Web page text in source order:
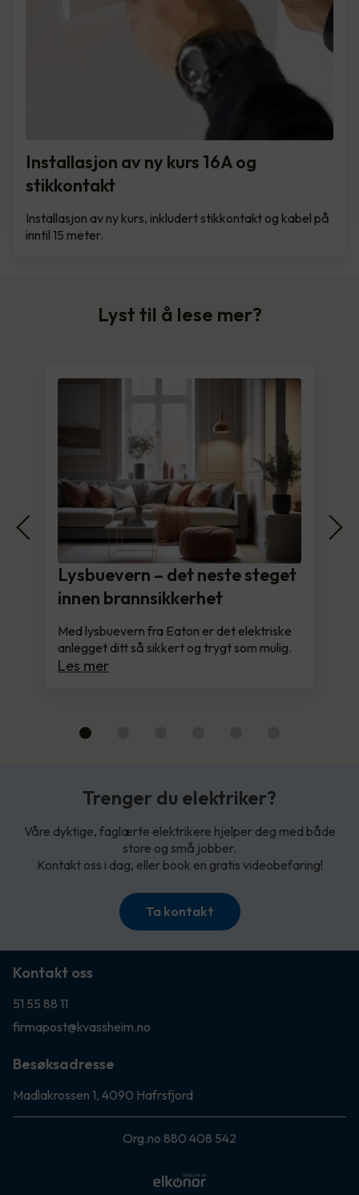
Installasjon av ny kurs 16A og
stikkontakt
Installasjon av ny kurs, inkludert stikkontakt og kabel på
inntil 15 meter.
Lyst til å lese mer?
Lysbuevern – det neste steget
innen brannsikkerhet
Med lysbuevern fra Eaton er det elektriske
anlegget ditt så sikkert og trygt som mulig.
Les mer
Trenger du elektriker?
Våre dyktige, faglærte elektrikere hjelper deg med både
store og små jobber.
Kontakt oss i dag, eller book en gratis videobefaring!
Ta kontakt
Kontakt oss
51 55 88 11
firmapost@kvassheim.no
Besøksadresse
Madlakrossen 1, 4090 Hafrsfjord
Org.no 880 408 542